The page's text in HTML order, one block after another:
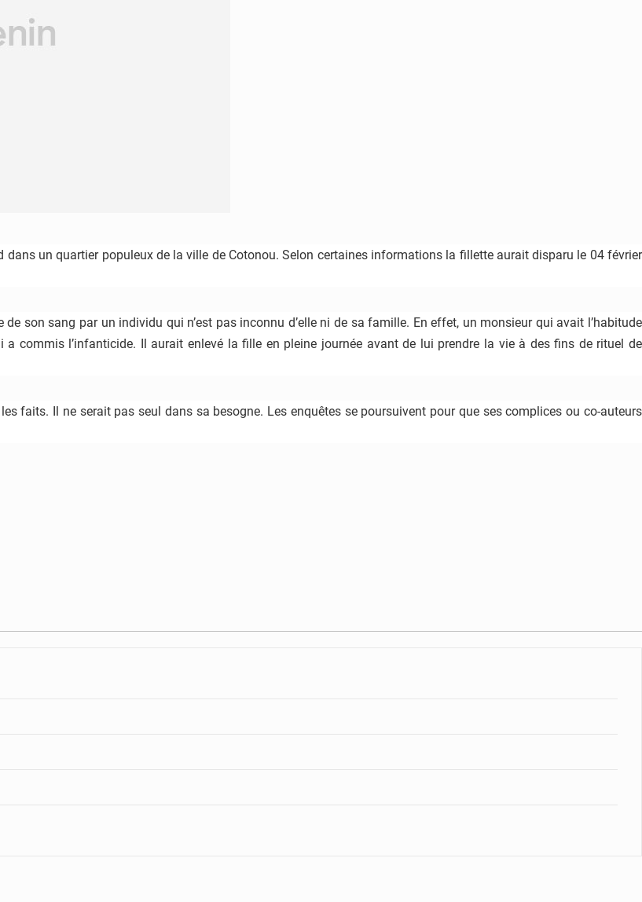
dans un quartier populeux de la ville de Cotonou. Selon certaines informations la fillette aurait disparu le 04 février
son sang par un individu qui n’est pas inconnu d’elle ni de sa famille. En effet, un monsieur qui avait l’habitude
commis l’infanticide. Il aurait enlevé la fille en pleine journée avant de lui prendre la vie à des fins de rituel de
faits. Il ne serait pas seul dans sa besogne. Les enquêtes se poursuivent pour que ses complices ou co-auteurs